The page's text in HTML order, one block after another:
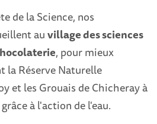
de la Science, nos
auvillage des sciences
, pour mieux
la Réserve Naturelle
et les Grouais de Chicheray à
à l'action de l'eau.